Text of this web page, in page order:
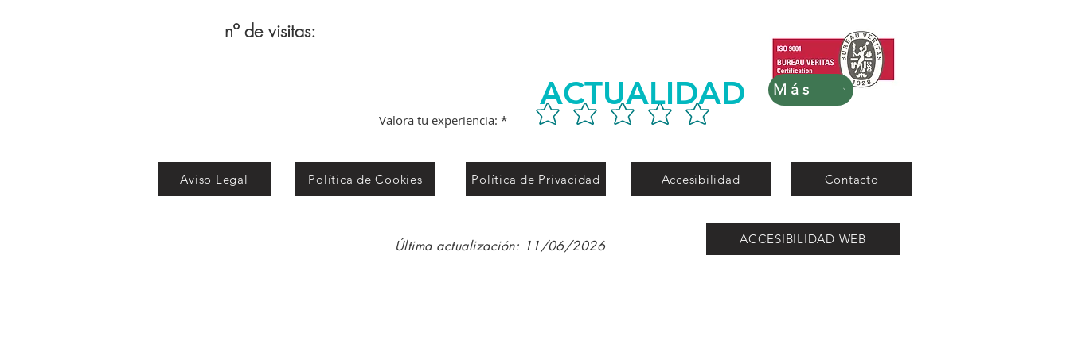
nº de visitas:
Valora tu experiencia:
ACTUALIDAD Más
Aviso Legal Política de Cookies Política de Privacidad Accesibilidad Contacto
Última actualización: 11/06/2026 ACCESIBILIDAD WEB